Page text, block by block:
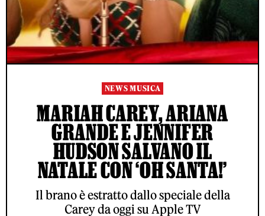
NEWS MUSICA
MARIAH CAREY, ARIANA
GRANDE E JENNIFER
HUDSON SALVANO IL
NATALE CON ‘OH SANTA!’
Il brano è estratto dallo speciale della
Carey da oggi su Apple TV